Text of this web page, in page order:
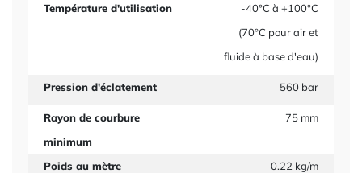
Température d'utilisation
-40°C à +100°C
(70°C pour air et
fluide à base d'eau)
Pression d'éclatement 560 bar
Rayon de courbure
minimum
75 mm
Poids au mètre 0.22 kg/m